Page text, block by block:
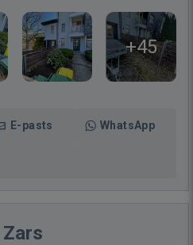
+45
E-pasts WhatsApp